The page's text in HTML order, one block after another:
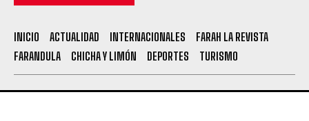
INICIO ACTUALIDAD INTERNACIONALES
FARAH LA REVISTA
FARANDULA
CHICHA Y LIMÓN DEPORTES TURISMO